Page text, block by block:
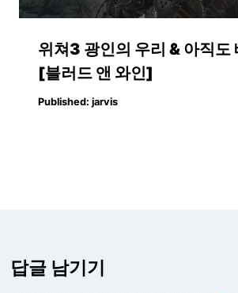
위쳐3 광인의 우리 & 아직도
[블러드 앤 와인]
Published: jarvis
답글 남기기